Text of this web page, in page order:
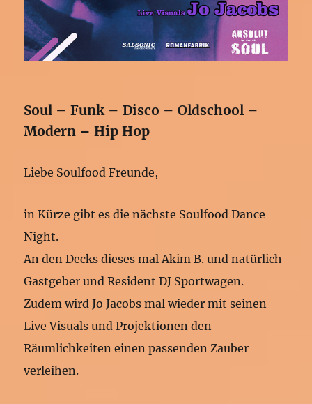
Soul – Funk – Disco – Oldschool –
Modern – Hip Hop
Liebe Soulfood Freunde,
in Kürze gibt es die nächste Soulfood Dance
Night.
An den Decks dieses mal Akim B. und natürlich
Gastgeber und Resident DJ Sportwagen.
Zudem wird Jo Jacobs mal wieder mit seinen
Live Visuals und Projektionen den
Räumlichkeiten einen passenden Zauber
verleihen.